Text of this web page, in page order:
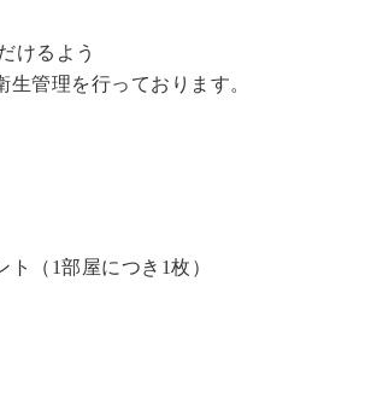
けるよう
管理を行っております。
（1部屋につき1枚）